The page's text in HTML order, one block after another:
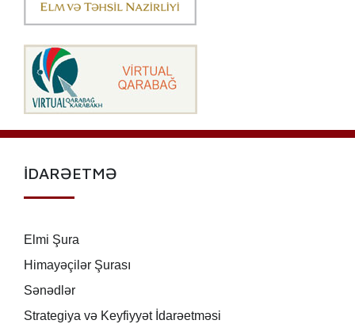
İDARƏETMƏ
Elmi Şura
Himayəçilər Şurası
Sənədlər
Strategiya və Keyfiyyət İdarəetməsi